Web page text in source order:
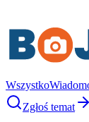
Wszystko
Zgłoś temat